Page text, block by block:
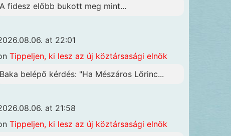
A fidesz előbb bukott meg mint...
at 22:01
Tippeljen, ki lesz az új köztársasági elnök
Baka belépő kérdés: "Ha Mészáros Lőrinc...
at 21:58
Tippeljen, ki lesz az új köztársasági elnök